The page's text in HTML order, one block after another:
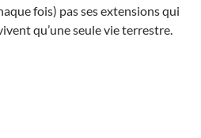
fois) pas ses extensions qui
qu’une seule vie terrestre.